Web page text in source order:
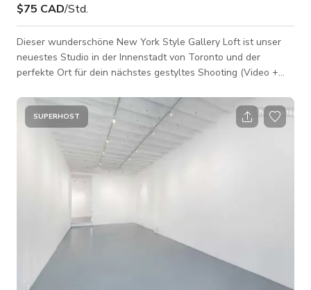
$75 CAD/Std.
Dieser wunderschöne New York Style Gallery Loft ist unser
neuestes Studio in der Innenstadt von Toronto und der
perfekte Ort für dein nächstes gestyltes Shooting (Video +
Der Raum verfügt über 15' Decken auf ca. 1600 Quadratfuß,
mit riesigen westseitigen Fenstern mit Blick auf die Skyline
von Toronto, die einen großen offenen Raum mit
minimalistischer Galerie-Ästhetik und maßgeschneiderten
Installationen beleuchten. Designe
SUPERHOST